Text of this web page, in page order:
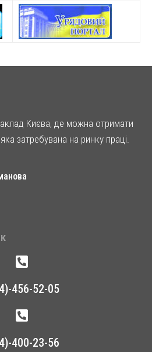
Києва, де можна отримати
затребувана на ринку праці.
456-52-05
400-23-56